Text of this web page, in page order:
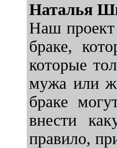
Наталья
Наш проект
браке,
которые
мужа или
браке
внести
правило,